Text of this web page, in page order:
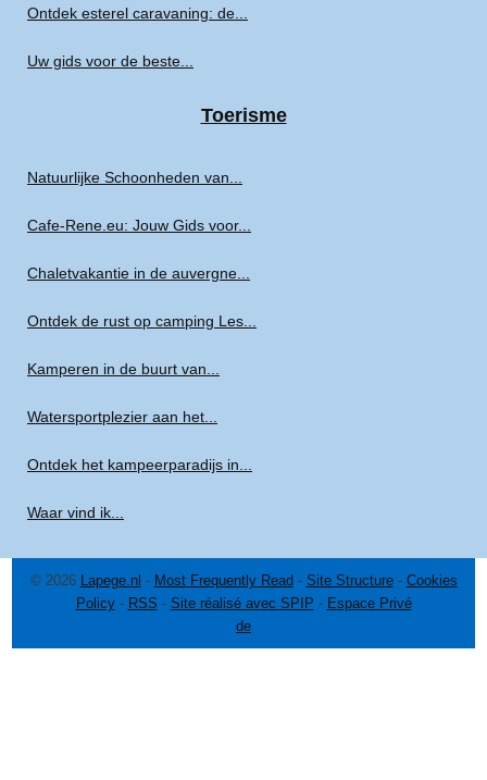
Ontdek esterel caravaning: de...
Uw gids voor de beste...
Toerisme
Natuurlijke Schoonheden van...
Cafe-Rene.eu: Jouw Gids voor...
Chaletvakantie in de auvergne...
Ontdek de rust op camping Les...
Kamperen in de buurt van...
Watersportplezier aan het...
Ontdek het kampeerparadijs in...
Waar vind ik...
© 2026 Lapege.nl - Most Frequently Read - Site Structure- Cookies
Policy- RSS - Site réalisé avec SPIP - Espace Privé
de